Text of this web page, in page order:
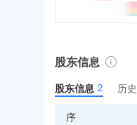
股东信息
股东信息 2 历
序